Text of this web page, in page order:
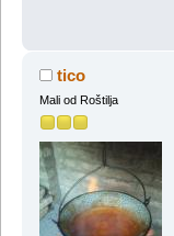
tico
Mali od Roštilja